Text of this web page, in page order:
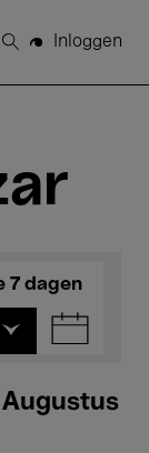
Zoeken
Inloggen
7 dagen
Augustus